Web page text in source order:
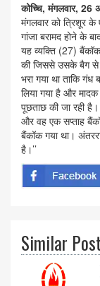
कोच्चि, मंगलवार,
मंगलवार को त्रिशूर के
गांजा बरामद होने के
यह व्यक्ति (27)
की जिससे उसके बैग से
भरा गया था ताकि
लिया गया है और मादक
पूछताछ की जा रही
और वह एक सप्ताह
बैंकॉक गया था।
है।’’
Similar